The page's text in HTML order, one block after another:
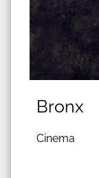
Bronx
Cinema